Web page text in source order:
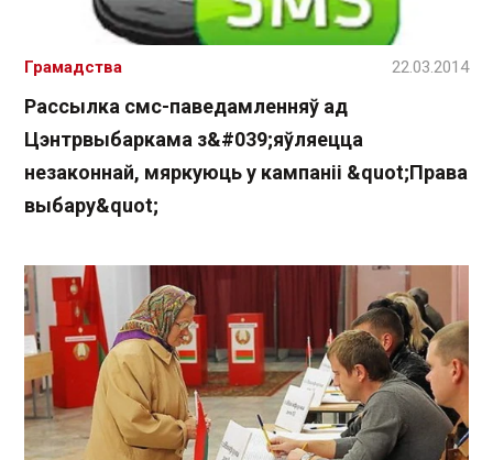
Рассылка смс-паведамленняў ад
Цэнтрвыбаркама з&#039;яўляецца
незаконнай, мяркуюць у кампаніі &quot;Права
выбару&quot;
Грамадства 22.03.2014